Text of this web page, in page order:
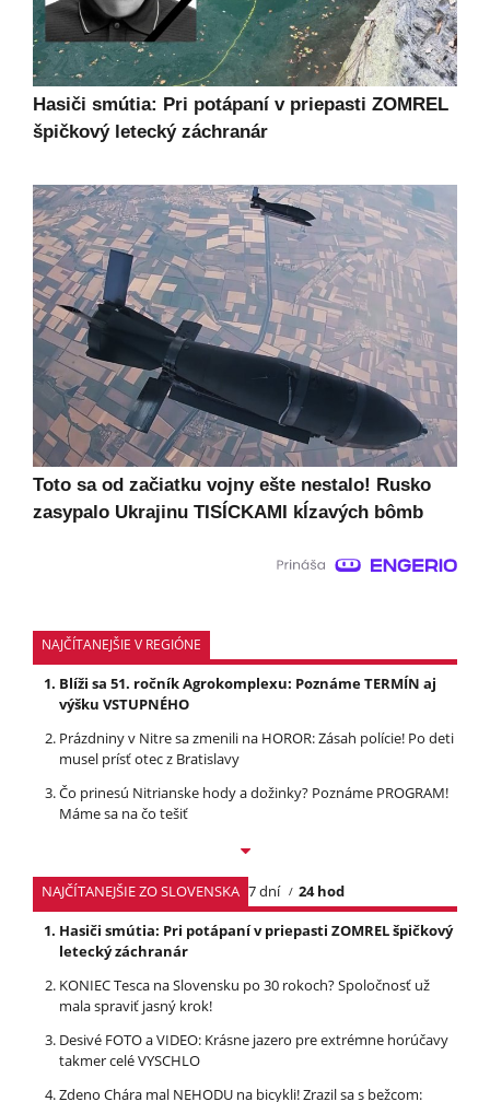
Hasiči smútia: Pri potápaní v priepasti ZOMREL
špičkový letecký záchranár
Toto sa od začiatku vojny ešte nestalo! Rusko
zasypalo Ukrajinu TISÍCKAMI kĺzavých bômb
NAJČÍTANEJŠIE V REGIÓNE
Blíži sa 51. ročník Agrokomplexu: Poznáme TERMÍN aj
výšku VSTUPNÉHO
Prázdniny v Nitre sa zmenili na HOROR: Zásah polície! Po deti
musel prísť otec z Bratislavy
Čo prinesú Nitrianske hody a dožinky? Poznáme PROGRAM!
Máme sa na čo tešiť
NAJČÍTANEJŠIE ZO SLOVENSKA 7 dní
24 hod
Hasiči smútia: Pri potápaní v priepasti ZOMREL špičkový
letecký záchranár
KONIEC Tesca na Slovensku po 30 rokoch? Spoločnosť už
mala spraviť jasný krok!
Desivé FOTO a VIDEO: Krásne jazero pre extrémne horúčavy
takmer celé VYSCHLO
Zdeno Chára mal NEHODU na bicykli! Zrazil sa s bežcom: